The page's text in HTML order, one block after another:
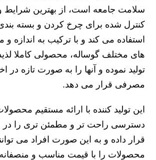
سلامت جامعه است، از بهترین شرایط
کنترل شده برای چرخ کردن و بسته
استفاده می کند و با ترکیب به
های مختلف گوساله، محصولی کاملا
تولید نموده و آنها را به صورت تازه در
مصرفی قرار می دهد.
این تولید کننده با ارائه مستقیم
دسترسی راحت تر و مطمئن تری را در
قرار داده و به این صورت افراد می
محصولات را با قیمت مناسب و منصفانه